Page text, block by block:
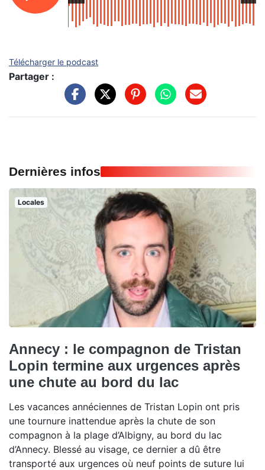
Télécharger le podcast
Partager :
Dernières infos
Locales
Annecy : le compagnon de Tristan
Lopin termine aux urgences après
une chute au bord du lac
Les vacances annéciennes de Tristan Lopin ont pris
une tournure inattendue après la chute de son
compagnon à la plage d’Albigny, au bord du lac
d’Annecy. Blessé au visage, ce dernier a dû être
transporté aux urgences où neuf points de suture lui